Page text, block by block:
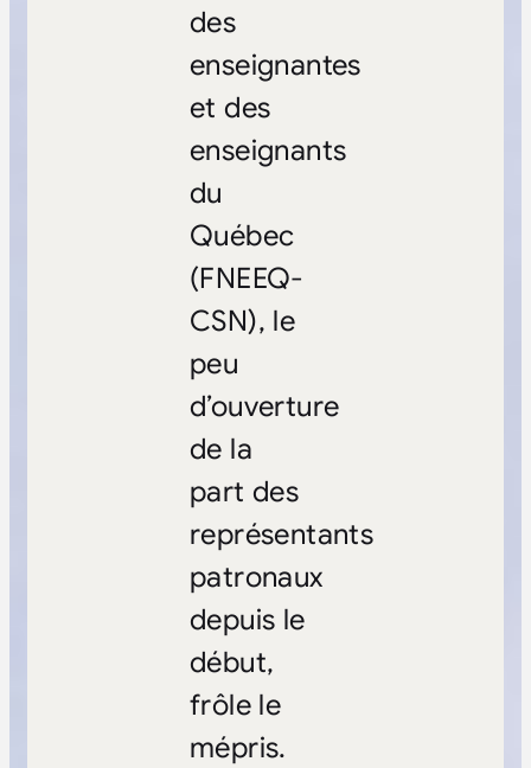
des
enseignantes
et des
enseignants
du
Québec
(FNEEQ-
CSN), le
peu
d’ouverture
de la
part des
représentants
patronaux
depuis le
début,
frôle le
mépris.